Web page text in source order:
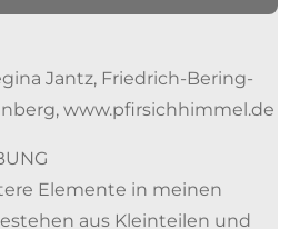
Jantz, Friedrich-Bering-
www.pfirsichhimmel.de
Elemente in meinen
aus Kleinteilen und